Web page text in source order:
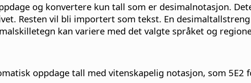
og konvertere kun tall som er desimalnotasjon.
Resten vil bli importert som tekst. En
kan variere med det valgte språket og
oppdage tall med vitenskapelig notasjon, som 5E2